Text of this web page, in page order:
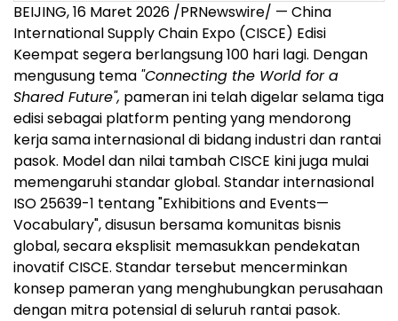
BEIJING, 16 Maret 2026 /PRNewswire/ — China
International Supply Chain Expo (CISCE) Edisi
Keempat segera berlangsung 100 hari lagi. Dengan
mengusung tema "Connecting the World for a
Shared Future", pameran ini telah digelar selama tiga
edisi sebagai platform penting yang mendorong
kerja sama internasional di bidang industri dan rantai
pasok. Model dan nilai tambah CISCE kini juga mulai
memengaruhi standar global. Standar internasional
ISO 25639-1 tentang "Exhibitions and Events—
Vocabulary", disusun bersama komunitas bisnis
global, secara eksplisit memasukkan pendekatan
inovatif CISCE. Standar tersebut mencerminkan
konsep pameran yang menghubungkan perusahaan
dengan mitra potensial di seluruh rantai pasok.